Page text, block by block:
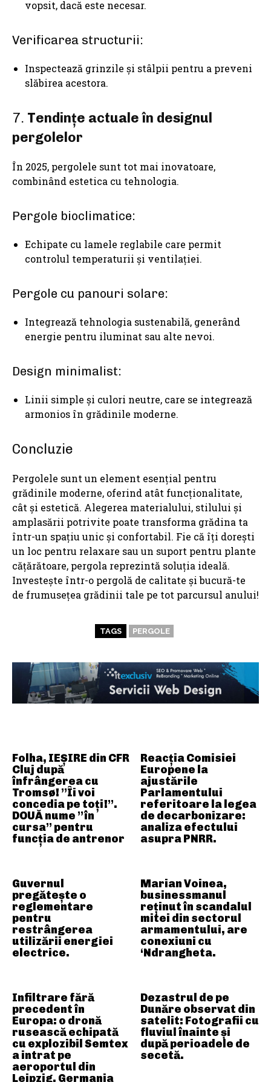
Folha, IEȘIRE din CFR
Cluj după
înfrângerea cu
Tromsø! ”Îi voi
concedia pe toți!”.
DOUĂ nume ”în
cursa” pentru
funcția de antrenor
Reacția Comisiei
Europene la
ajustările
Parlamentului
referitoare la legea
de decarbonizare:
analiza efectului
asupra PNRR.
Guvernul
pregătește o
reglementare
pentru
restrângerea
utilizării energiei
electrice.
Marian Voinea,
businessmanul
reținut în scandalul
mitei din sectorul
armamentului, are
conexiuni cu
‘Ndrangheta.
Infiltrare fără
precedent în
Europa: o dronă
rusească echipată
cu explozibil Semtex
a intrat pe
aeroportul din
Leipzig, Germania
Dezastrul de pe
Dunăre observat din
satelit: Fotografii cu
fluviul înainte și
după perioadele de
secetă.
vopsit, dacă este necesar.
Verificarea structurii:
Inspectează grinzile și stâlpii pentru a preveni
slăbirea acestora.
7. Tendințe actuale în designul
pergolelor
În 2025, pergolele sunt tot mai inovatoare,
combinând estetica cu tehnologia.
Pergole bioclimatice:
Echipate cu lamele reglabile care permit
controlul temperaturii și ventilației.
Pergole cu panouri solare:
Integrează tehnologia sustenabilă, generând
energie pentru iluminat sau alte nevoi.
Design minimalist:
Linii simple și culori neutre, care se integrează
armonios în grădinile moderne.
Concluzie
Pergolele sunt un element esențial pentru
grădinile moderne, oferind atât funcționalitate,
cât și estetică. Alegerea materialului, stilului și
amplasării potrivite poate transforma grădina ta
într-un spațiu unic și confortabil. Fie că îți dorești
un loc pentru relaxare sau un suport pentru plante
cățărătoare, pergola reprezintă soluția ideală.
Investește într-o pergolă de calitate și bucură-te
de frumusețea grădinii tale pe tot parcursul anului!
TAGS PERGOLE